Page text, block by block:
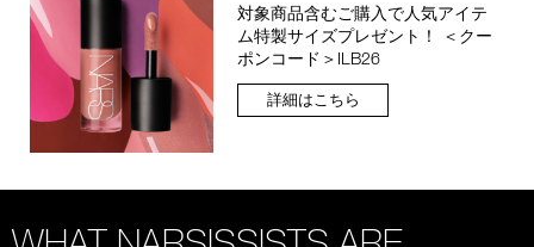
対象商品含むご購入で人気アイテ
ム特製サイズプレゼント！ ＜クー
ポンコード＞ILB26
詳細はこちら